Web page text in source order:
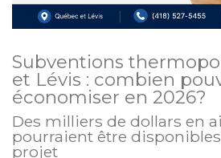
Subventions
et Lévis : combien
économiser en 2026?
Des milliers de dollars en
pourraient être
projet